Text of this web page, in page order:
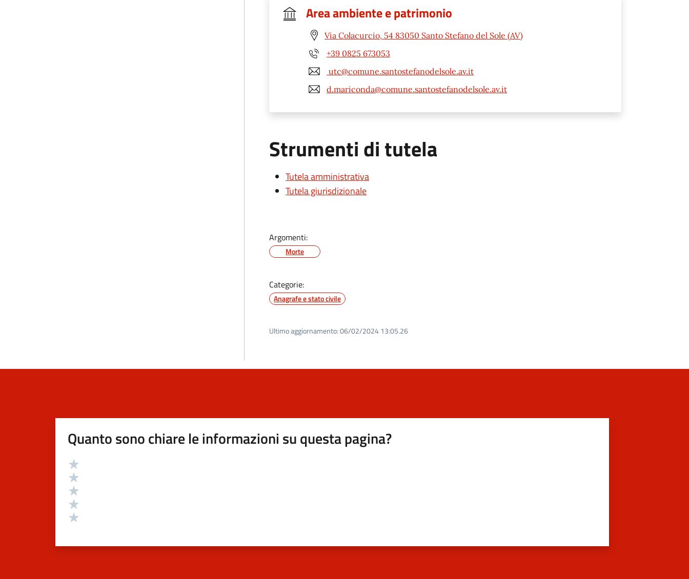
Area ambiente e patrimonio
Via Colacurcio, 54 83050 Santo Stefano del Sole (AV)
+39 0825 673053
utc@comune.santostefanodelsole.av.it
d.mariconda@comune.santostefanodelsole.av.it
Strumenti di tutela
Tutela amministrativa
Tutela giurisdizionale
Argomenti:
Morte
Categorie:
Anagrafe e stato civile
Ultimo aggiornamento:06/02/2024 13:05.26
Quanto sono chiare le informazioni su questa pagina?
Valutazione